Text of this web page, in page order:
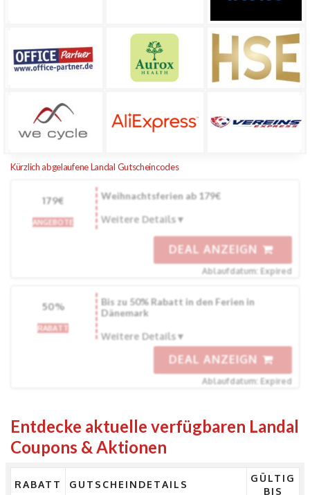
Kürzlich abgelaufene Landal Gutscheincodes
179€
ANGEBOTE
Weihnachtsferien ab 179€
Weitere Details
DEAL ANZEIGN
Ablaufdatum: Expired
50%
RABATT
Bis zu 50% Rabatt in den Ferien in
Dänemark
Weitere Details
DEAL ANZEIGN
Ablaufdatum: Expired
Entdecke aktuelle verfügbaren Landal
Coupons & Aktionen
RABATT GUTSCHEINDETAILS
GÜLTIG
BIS